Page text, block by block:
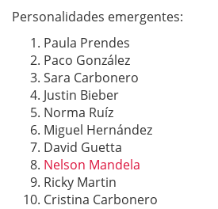
Personalidades emergentes:
Paula Prendes
Paco González
Sara Carbonero
Justin Bieber
Norma Ruíz
Miguel Hernández
David Guetta
Nelson Mandela
Ricky Martin
Cristina Carbonero